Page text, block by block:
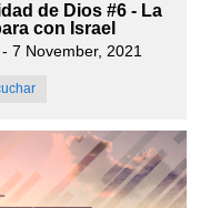
de Dios #6 - La
con Israel
7 November, 2021